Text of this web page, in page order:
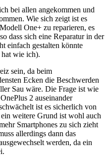
bei allen angekommen und
Wie sich zeigt ist es
One+ zu reparieren, es
dass sich eine Reparatur in der
einfach gestalten könnte
wie ich).
sein, da beim
Ecken die Beschwerden
Sau wäre. Die Frage ist wie
2 auseinander
ist es sicherlich von
weitere Grund ist wohl auch
Smartphones zu sich zieht
allerdings dann das
werden, da ein